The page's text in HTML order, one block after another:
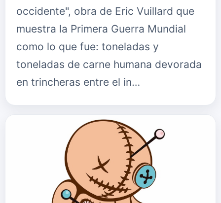
occidente", obra de Eric Vuillard que
muestra la Primera Guerra Mundial
como lo que fue: toneladas y
toneladas de carne humana devorada
en trincheras entre el in…